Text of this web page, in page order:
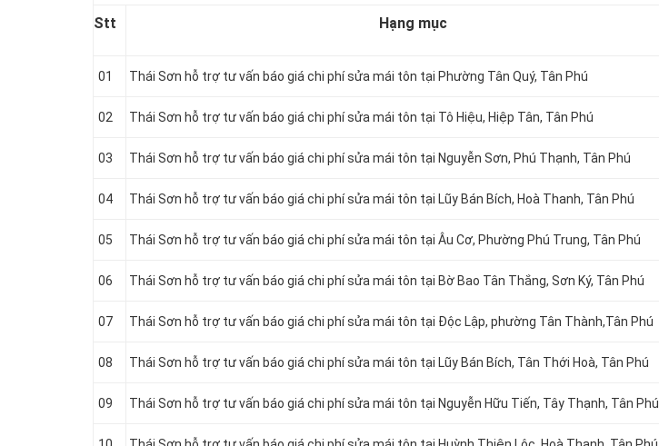
Stt Hạng mục
01 Thái Sơn hỗ trợ tư vấn báo giá chi phí sửa mái tôn tại Phường Tân Quý, Tân Phú
02 Thái Sơn hỗ trợ tư vấn báo giá chi phí sửa mái tôn tại Tô Hiệu, Hiệp Tân, Tân Phú
03 Thái Sơn hỗ trợ tư vấn báo giá chi phí sửa mái tôn tại Nguyễn Sơn, Phú Thạnh, Tân Phú
04 Thái Sơn hỗ trợ tư vấn báo giá chi phí sửa mái tôn tại Lũy Bán Bích, Hoà Thanh, Tân Phú
05 Thái Sơn hỗ trợ tư vấn báo giá chi phí sửa mái tôn tại Âu Cơ, Phường Phú Trung, Tân Phú
06 Thái Sơn hỗ trợ tư vấn báo giá chi phí sửa mái tôn tại Bờ Bao Tân Thắng, Sơn Ký, Tân Phú
07 Thái Sơn hỗ trợ tư vấn báo giá chi phí sửa mái tôn tại Độc Lập, phường Tân Thành,Tân Phú
08 Thái Sơn hỗ trợ tư vấn báo giá chi phí sửa mái tôn tại Lũy Bán Bích, Tân Thới Hoà, Tân Phú
09 Thái Sơn hỗ trợ tư vấn báo giá chi phí sửa mái tôn tại Nguyễn Hữu Tiến, Tây Thạnh, Tân Phú